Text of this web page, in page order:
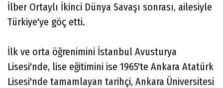
İlber Ortaylı İkinci Dünya Savaşı sonrası, ailesiyle
Türkiye'ye göç etti.
İlk ve orta öğrenimini İstanbul Avusturya
Lisesi'nde, lise eğitimini ise 1965'te Ankara Atatürk
Lisesi'nde tamamlayan tarihçi, Ankara Üniversitesi